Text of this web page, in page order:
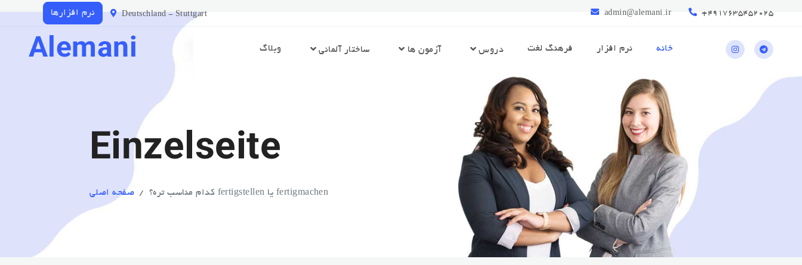
نرم افزارها Deutschland - Stuttgart admin@alemani.ir +4917635452025
Alemani خانه نرم افزار فرهنگ لغت دروس آزمون ها ساختار آلمانی وبلاگ
Einzelseite
صفحه اصلی fertigmachen یا fertigstellen کدام مناسب تره؟